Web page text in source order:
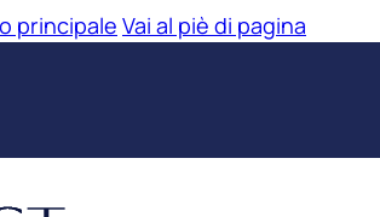
principale Vai al piè di pagina